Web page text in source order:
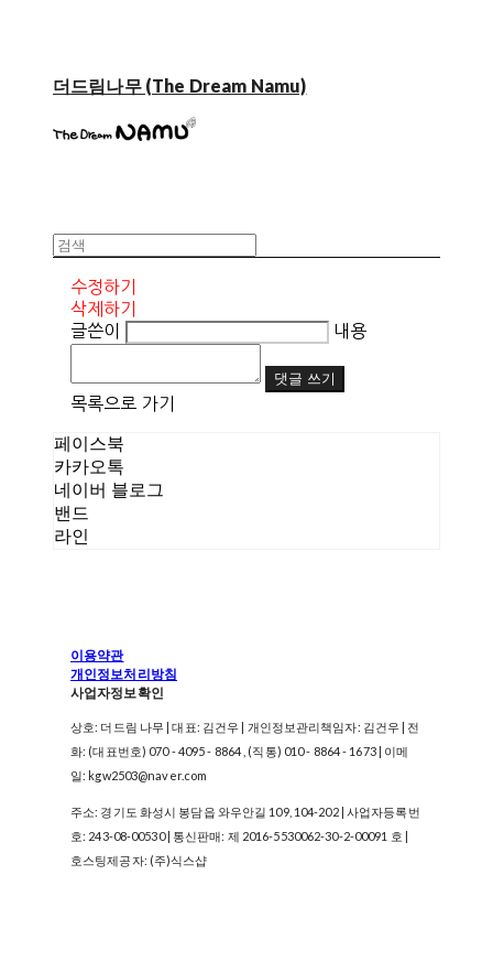
더드림나무 (The Dream Namu)
수정하기
삭제하기
글쓴이
내용
댓글 쓰기
목록으로 가기
페이스북
카카오톡
네이버 블로그
밴드
라인
이용약관
개인정보처리방침
사업자정보확인
상호: 더드림 나무 | 대표: 김건우 | 개인정보관리책임자: 김건우 | 전
화: (대표번호) 070 - 4095 - 8864 , (직통) 010 - 8864 - 1673 | 이메
일: kgw2503@naver.com
주소: 경기도 화성시 봉담읍 와우안길 109, 104-202 | 사업자등록번
호: 243-08-00530| 통신판매: 제 2016-5530062-30-2-00091 호 |
호스팅제공자: (주)식스샵